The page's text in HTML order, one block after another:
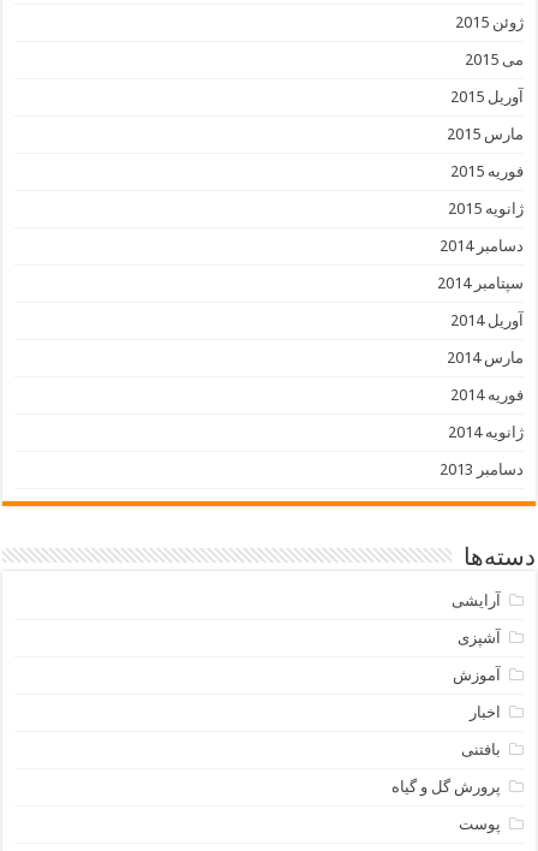
ژوئن 2015
می 2015
آوریل 2015
مارس 2015
فوریه 2015
ژانویه 2015
دسامبر 2014
سپتامبر 2014
آوریل 2014
مارس 2014
فوریه 2014
ژانویه 2014
دسامبر 2013
دسته‌ها
آرایشی
آشپزی
آموزش
اخبار
بافتنی
پرورش گل و گیاه
پوست